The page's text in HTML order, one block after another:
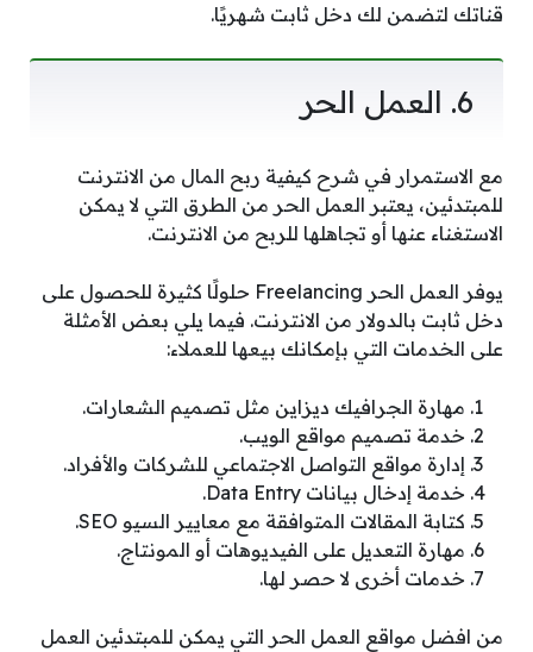
قناتك لتضمن لك دخل ثابت شهريًا.
6. العمل الحر
مع الاستمرار في شرح كيفية ربح المال من الانترنت
للمبتدئين، يعتبر العمل الحر من الطرق التي لا يمكن
الاستغناء عنها أو تجاهلها للربح من الانترنت.
يوفر العمل الحر Freelancing حلولًا كثيرة للحصول على
دخل ثابت بالدولار من الانترنت. فيما يلي بعض الأمثلة
على الخدمات التي بإمكانك بيعها للعملاء:
مهارة الجرافيك ديزاين مثل تصميم الشعارات.
خدمة تصميم مواقع الويب.
إدارة مواقع التواصل الاجتماعي للشركات والأفراد.
خدمة إدخال بيانات Data Entry.
كتابة المقالات المتوافقة مع معايير السيو SEO.
مهارة التعديل على الفيديوهات أو المونتاج.
خدمات أخرى لا حصر لها.
من افضل مواقع العمل الحر التي يمكن للمبتدئين العمل